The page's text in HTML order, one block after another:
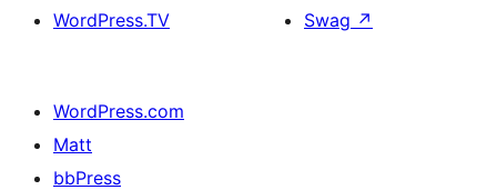
WordPress.TV
Swag ↗
WordPress.com
Matt
bbPress